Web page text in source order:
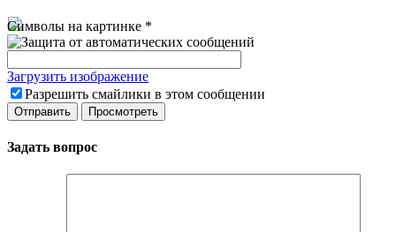
Символы на картинке *
Загрузить изображение
Разрешить смайлики в этом сообщении
Задать вопрос